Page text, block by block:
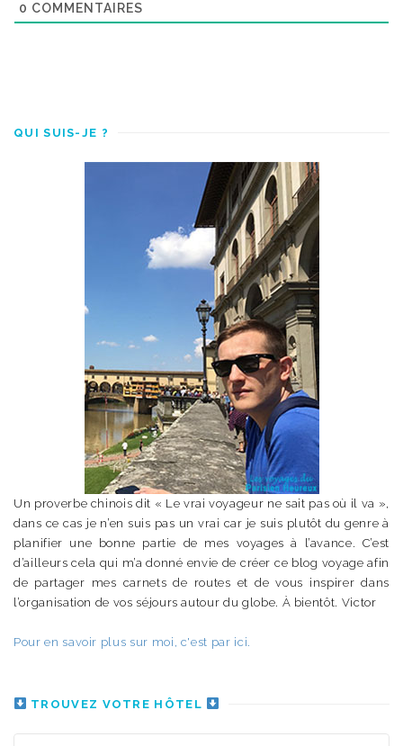
0 COMMENTAIRES
QUI SUIS-JE ?
Un proverbe chinois dit « Le vrai voyageur ne sait pas où il va »,
dans ce cas je n’en suis pas un vrai car je suis plutôt du genre à
planifier une bonne partie de mes voyages à l’avance. C’est
d’ailleurs cela qui m’a donné envie de créer ce blog voyage afin
de partager mes carnets de routes et de vous inspirer dans
l’organisation de vos séjours autour du globe. À bientôt. Victor
Pour en savoir plus sur moi, c'est par ici.
TROUVEZ VOTRE HÔTEL